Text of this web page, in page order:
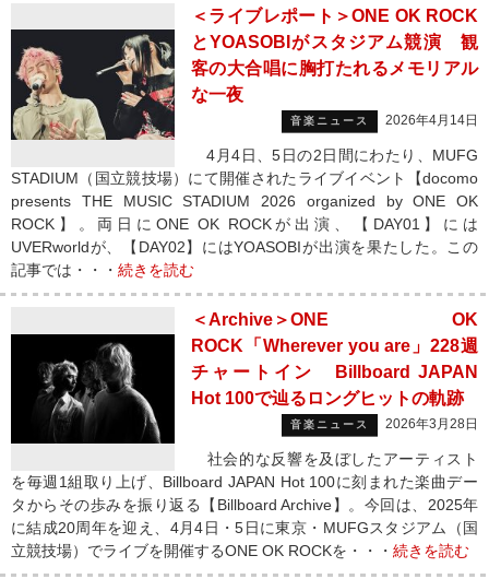
＜ライブレポート＞ONE OK ROCK
とYOASOBIがスタジアム競演 観
客の大合唱に胸打たれるメモリアル
な一夜
音楽ニュース 2026年4月14日
4月4日、5日の2日間にわたり、MUFG
STADIUM（国立競技場）にて開催されたライブイベント【docomo
presents THE MUSIC STADIUM 2026 organized by ONE OK
ROCK】。両日にONE OK ROCKが出演、【DAY01】には
UVERworldが、【DAY02】にはYOASOBIが出演を果たした。この
記事では・・・ 続きを読む
＜Archive＞ONE OK
ROCK「Wherever you are」228週
チャートイン Billboard JAPAN
Hot 100で辿るロングヒットの軌跡
音楽ニュース 2026年3月28日
社会的な反響を及ぼしたアーティスト
を毎週1組取り上げ、Billboard JAPAN Hot 100に刻まれた楽曲デー
タからその歩みを振り返る【Billboard Archive】。今回は、2025年
に結成20周年を迎え、4月4日・5日に東京・MUFGスタジアム（国
立競技場）でライブを開催するONE OK ROCKを・・・ 続きを読む